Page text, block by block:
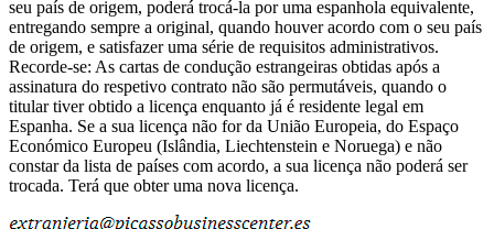
seu país de origem, poderá trocá-la por uma espanhola equivalente,
entregando sempre a original, quando houver acordo com o seu país
de origem, e satisfazer uma série de requisitos administrativos.
Recorde-se: As cartas de condução estrangeiras obtidas após a
assinatura do respetivo contrato não são permutáveis, quando o
titular tiver obtido a licença enquanto já é residente legal em
Espanha. Se a sua licença não for da União Europeia, do Espaço
Económico Europeu (Islândia, Liechtenstein e Noruega) e não
constar da lista de países com acordo, a sua licença não poderá ser
trocada. Terá que obter uma nova licença.